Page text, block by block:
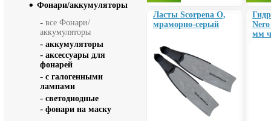
Ласты Scorpena O,
мраморно-серый
мм
Фонари/аккумуляторы
- все Фонари/
аккумуляторы
- аккумуляторы
- аксессуары для
фонарей
- с галогенными
лампами
- светодиодные
- фонари на маску